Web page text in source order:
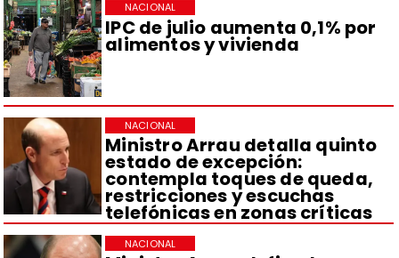
IPC de julio aumenta 0,1% por
alimentos y vivienda
NACIONAL
Ministro Arrau detalla quinto
estado de excepción:
contempla toques de queda,
restricciones y escuchas
telefónicas en zonas críticas
NACIONAL
NACIONAL